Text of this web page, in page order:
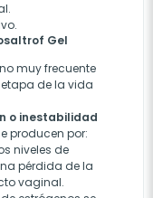
Gel
muy frecuente
de la vida
o inestabilidad
producen por:
niveles de
pérdida de la
vaginal.